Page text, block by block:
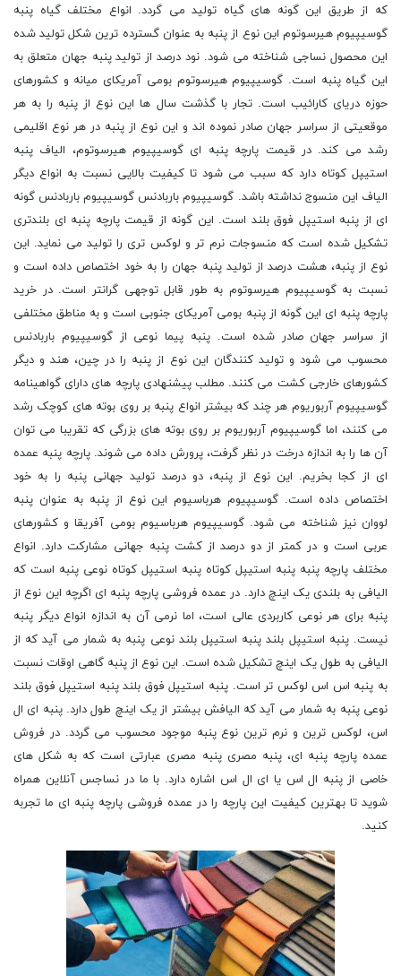
که از طریق این گونه های گیاه تولید می گردد. انواع مختلف گیاه پنبه
گوسیپیوم هیرسوتوم این نوع از پنبه به عنوان گسترده ترین شکل تولید شده
این محصول نساجی شناخته می شود. نود درصد از تولید پنبه جهان متعلق به
این گیاه پنبه است. گوسیپیوم هیرسوتوم بومی آمریکای میانه و کشورهای
حوزه دریای کارائیب است. تجار با گذشت سال ها این نوع از پنبه را به هر
موقعیتی از سراسر جهان صادر نموده اند و این نوع از پنبه در هر نوع اقلیمی
رشد می کند. در قیمت پارچه پنبه ای گوسیپیوم هیرسوتوم، الیاف پنبه
استیپل کوتاه دارد که سبب می شود تا کیفیت بالایی نسبت به انواع دیگر
الیاف این منسوج نداشته باشد. گوسیپیوم باربادنس گوسیپیوم باربادنس گونه
ای از پنبه استیپل فوق بلند است. این گونه از قیمت پارچه پنبه ای بلندتری
تشکیل شده است که منسوجات نرم تر و لوکس تری را تولید می نماید. این
نوع از پنبه، هشت درصد از تولید پنبه جهان را به خود اختصاص داده است و
نسبت به گوسیپیوم هیرسوتوم به طور قابل توجهی گرانتر است. در خرید
پارچه پنبه ای این گونه از پنبه بومی آمریکای جنوبی است و به مناطق مختلفی
از سراسر جهان صادر شده است. پنبه پیما نوعی از گوسیپیوم باربادنس
محسوب می شود و تولید کنندگان این نوع از پنبه را در چین، هند و دیگر
کشورهای خارجی کشت می کنند. مطلب پیشنهادی پارچه های دارای گواهینامه
گوسیپیوم آربوریوم هر چند که بیشتر انواع پنبه بر روی بوته های کوچک رشد
می کنند، اما گوسیپیوم آربوریوم بر روی بوته های بزرگی که تقریبا می توان
آن ها را به اندازه درخت در نظر گرفت، پرورش داده می شوند. پارچه پنبه عمده
ای از کجا بخریم. این نوع از پنبه، دو درصد تولید جهانی پنبه را به خود
اختصاص داده است. گوسیپیوم هرباسیوم این نوع از پنبه به عنوان پنبه
لووان نیز شناخته می شود. گوسیپیوم هرباسیوم بومی آفریقا و کشورهای
عربی است و در کمتر از دو درصد از کشت پنبه جهانی مشارکت دارد. انواع
مختلف پارچه پنبه پنبه استیپل کوتاه پنبه استیپل کوتاه نوعی پنبه است که
الیافی به بلندی یک اینچ دارد. در عمده فروشی پارچه پنبه ای اگرچه این نوع از
پنبه برای هر نوعی کاربردی عالی است، اما نرمی آن به اندازه انواع دیگر پنبه
نیست. پنبه استیپل بلند پنبه استیپل بلند نوعی پنبه به شمار می آید که از
الیافی به طول یک اینچ تشکیل شده است. این نوع از پنبه گاهی اوقات نسبت
به پنبه اس اس لوکس تر است. پنبه استیپل فوق بلند پنبه استیپل فوق بلند
نوعی پنبه به شمار می آید که الیافش بیشتر از یک اینچ طول دارد. پنبه ای ال
اس، لوکس ترین و نرم ترین نوع پنبه موجود محسوب می گردد. در فروش
عمده پارچه پنبه ای، پنبه مصری پنبه مصری عبارتی است که به شکل های
خاصی از پنبه ال اس یا ای ال اس اشاره دارد. با ما در نساجس آنلاین همراه
شوید تا بهترین کیفیت این پارچه را در عمده فروشی پارچه پنبه ای ما تجربه
کنید.